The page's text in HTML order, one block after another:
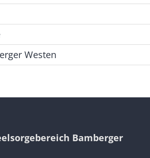
Westen
Bamberger